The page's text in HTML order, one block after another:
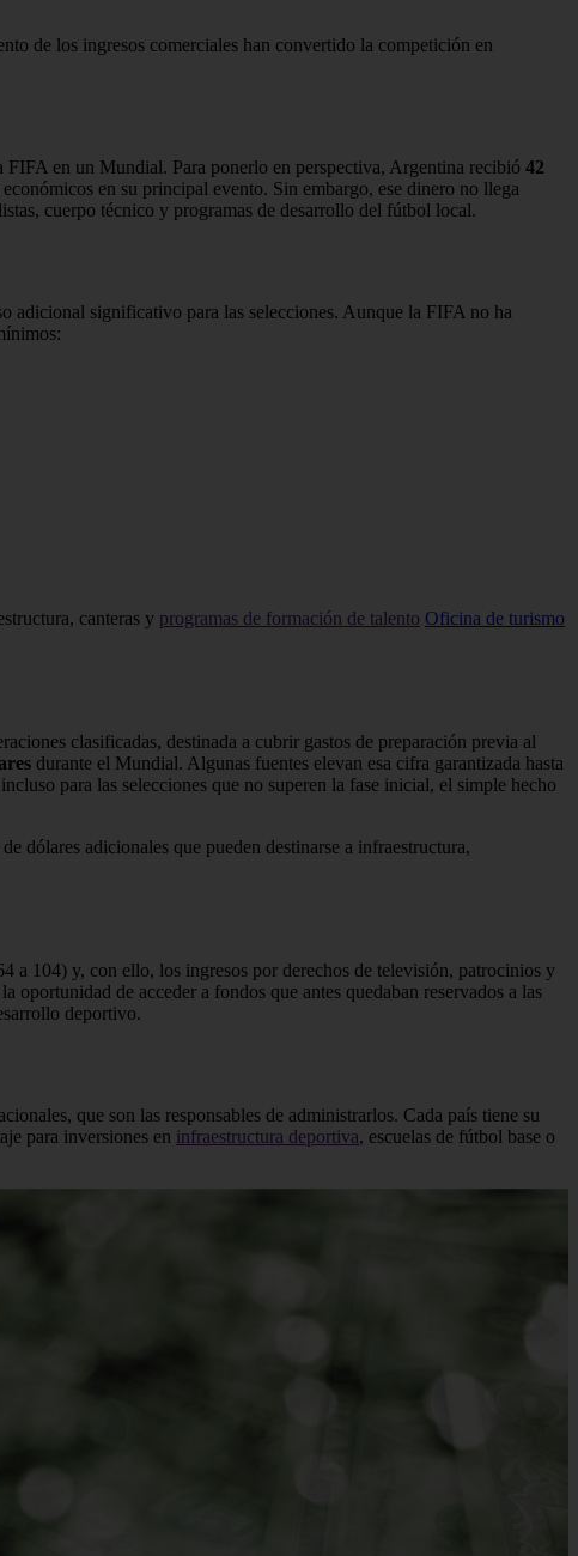
de los ingresos comerciales han convertido la competición en
FIFA en un Mundial. Para ponerlo en perspectiva, Argentina recibió 42
en su principal evento. Sin embargo, ese dinero no llega
cuerpo técnico y programas de desarrollo del fútbol local.
adicional significativo para las selecciones. Aunque la FIFA no ha
canteras y programas de formación de talento Oficina de turismo
clasificadas, destinada a cubrir gastos de preparación previa al
durante el Mundial. Algunas fuentes elevan esa cifra garantizada hasta
para las selecciones que no superen la fase inicial, el simple hecho
dólares adicionales que pueden destinarse a infraestructura,
a 104) y, con ello, los ingresos por derechos de televisión, patrocinios y
de acceder a fondos que antes quedaban reservados a las
deportivo.
que son las responsables de administrarlos. Cada país tiene su
para inversiones en infraestructura deportiva, escuelas de fútbol base o